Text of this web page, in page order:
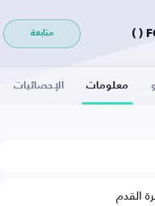
متابعة
معلومات الإحصائيات
القدم